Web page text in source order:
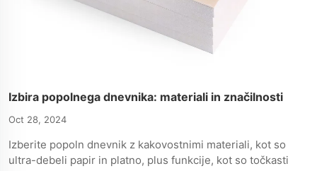
Izbira popolnega dnevnika: materiali in značilnosti
Oct 28, 2024
Izberite popoln dnevnik z kakovostnimi materiali, kot so
ultra-debeli papir in platno, plus funkcije, kot so točkasti